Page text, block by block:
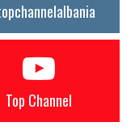
Top Channel